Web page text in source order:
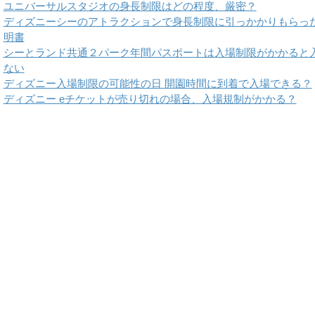
ユニバーサルスタジオの身長制限はどの程度、厳密？
ディズニーシーのアトラクションで身長制限に引っかかりもらっ
明書
シーとランド共通２パーク年間パスポートは入場制限がかかると
ない
ディズニー入場制限の可能性の日 開園時間に到着で入場できる？
ディズニー eチケットが売り切れの場合、入場規制がかかる？